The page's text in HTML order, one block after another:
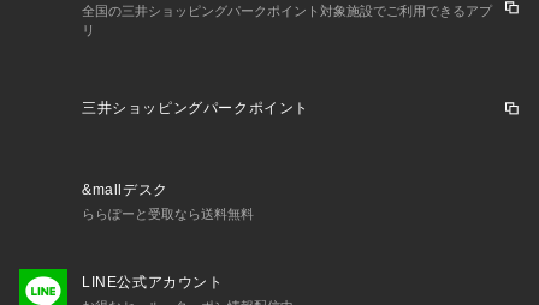
■取扱方法
ネットを使用してください。蛍光増白剤が入っていない洗剤を
が白っぽくなったり、毛羽立ちが発生したりします。
仕様やサイズが異なる場合がございます。予約時は生産の都合
上、お届け予定時期が前後する場合もございますので、予めご
ます。正しい色味はスタジオ画像の色味をご参照ください。
全国の三井ショッピングパークポイント対象施設でご利用できるアプ
リ
三井ショッピングパークポイント
&mallデスク
ららぽーと受取なら送料無料
LINE公式アカウント